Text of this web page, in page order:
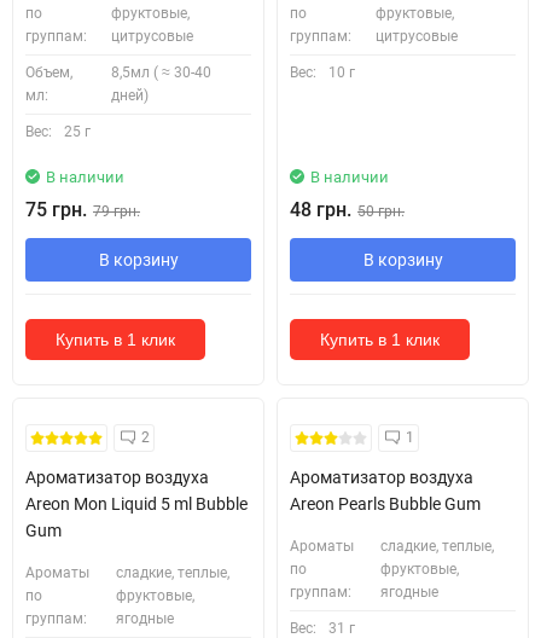
по
группам:
фруктовые,
цитрусовые
Объем,
мл:
8,5мл ( ≈ 30-40
дней)
Вес: 25 г
В наличии
75 грн. 79 грн.
В корзину
Купить в 1 клик
по
группам:
фруктовые,
цитрусовые
Вес: 10 г
В наличии
48 грн. 50 грн.
В корзину
Купить в 1 клик
2
Ароматизатор воздуха
Areon Mon Liquid 5 ml Bubble
Gum
Ароматы
по
группам:
сладкие, теплые,
фруктовые,
ягодные
1
Ароматизатор воздуха
Areon Pearls Bubble Gum
Ароматы
по
группам:
сладкие, теплые,
фруктовые,
ягодные
Вес: 31 г